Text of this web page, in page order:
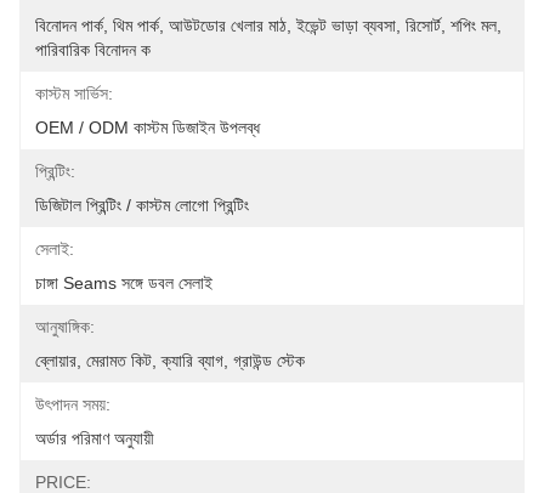
বিনোদন পার্ক, থিম পার্ক, আউটডোর খেলার মাঠ, ইভেন্ট ভাড়া ব্যবসা, রিসোর্ট, শপিং মল,
পারিবারিক বিনোদন ক
কাস্টম সার্ভিস:
OEM / ODM কাস্টম ডিজাইন উপলব্ধ
প্রিন্টিং:
ডিজিটাল প্রিন্টিং / কাস্টম লোগো প্রিন্টিং
সেলাই:
চাঙ্গা Seams সঙ্গে ডবল সেলাই
আনুষাঙ্গিক:
ব্লোয়ার, মেরামত কিট, ক্যারি ব্যাগ, গ্রাউন্ড স্টেক
উৎপাদন সময়:
অর্ডার পরিমাণ অনুযায়ী
PRICE: